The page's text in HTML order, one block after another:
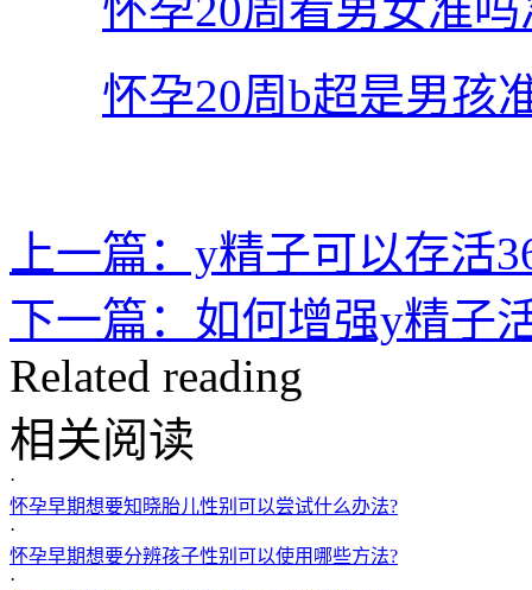
怀孕20周b超是男孩
上一篇：y精子可以存活
下一篇：如何增强y精子
Related reading
相关阅读
·
怀孕早期想要知晓胎儿性别可以尝试什么办法?
·
怀孕早期想要分辨孩子性别可以使用哪些方法?
·